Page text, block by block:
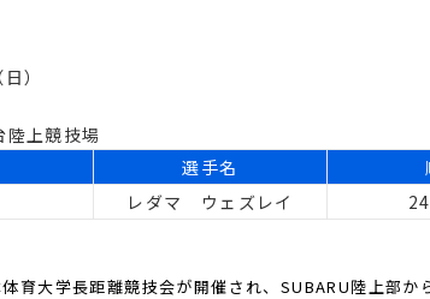
）
陸上競技場
選手名
レダマ ウェズレイ
育大学長距離競技会が開催され、SUBARU陸上部か